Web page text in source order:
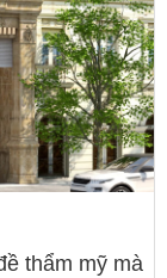
thẩm mỹ mà